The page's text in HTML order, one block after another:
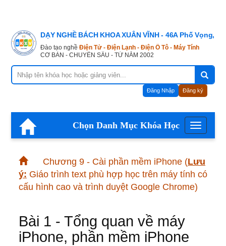
DẠY NGHỀ BÁCH KHOA XUÂN VĨNH - 46A Phố Vọng,
Đào tạo nghề Điện Tử - Điện Lạnh - Điện Ô Tô - Máy Tính
CƠ BẢN - CHUYÊN SÂU - TỪ NĂM 2002
Đăng Nhập Đăng ký
Menu
Chọn Danh Mục Khóa Học
Chương 9 - Cài phần mềm iPhone (Lưu
ý: Giáo trình text phù hợp học trên máy tính có
cấu hình cao và trình duyệt Google Chrome)
Bài 1 - Tổng quan về máy
iPhone, phần mềm iPhone